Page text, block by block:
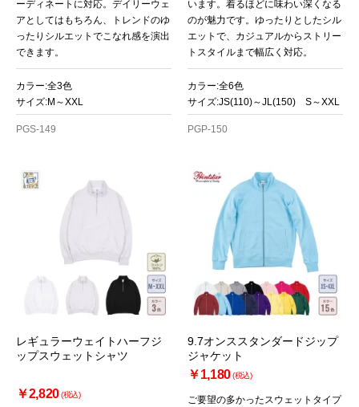
ーディネートに対応。デイリーウェ
アとしてはもちろん、トレンドのゆ
ったりシルエットでこなれ感を演出
できます。
カラー:全3色
サイズ:M～XXL
PGS-149
います。着るほどに味わい深くなる
のが魅力です。ゆったりとしたシル
エットで、カジュアルからストリー
トスタイルまで幅広く対応。
カラー:全6色
サイズ:JS(110)～JL(150) S～XXL
PGP-150
レギュラーウェイトハーフジ
ップスウェットシャツ
￥2,820(税込)
9.7オンススタンダードジップ
ジャケット
￥1,180(税込)
ご要望の多かったスウェットタイプ